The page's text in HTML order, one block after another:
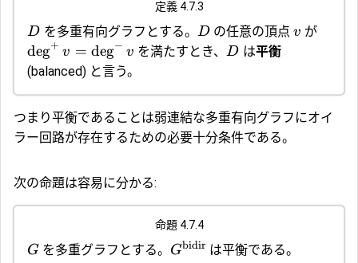
定義 4.7.3
D を多重有向グラフとする。 D の任意の頂点v が
deg+ v = deg− v を満たすとき、D は平衡
(balanced) と言う。
つまり平衡であることは弱連結な多重有向グラフにオイ
ラー回路が存在するための必要十分条件である。
次の命題は容易に分かる:
命題 4.7.4
G を多重グラフとする。 Gbidir は平衡である。